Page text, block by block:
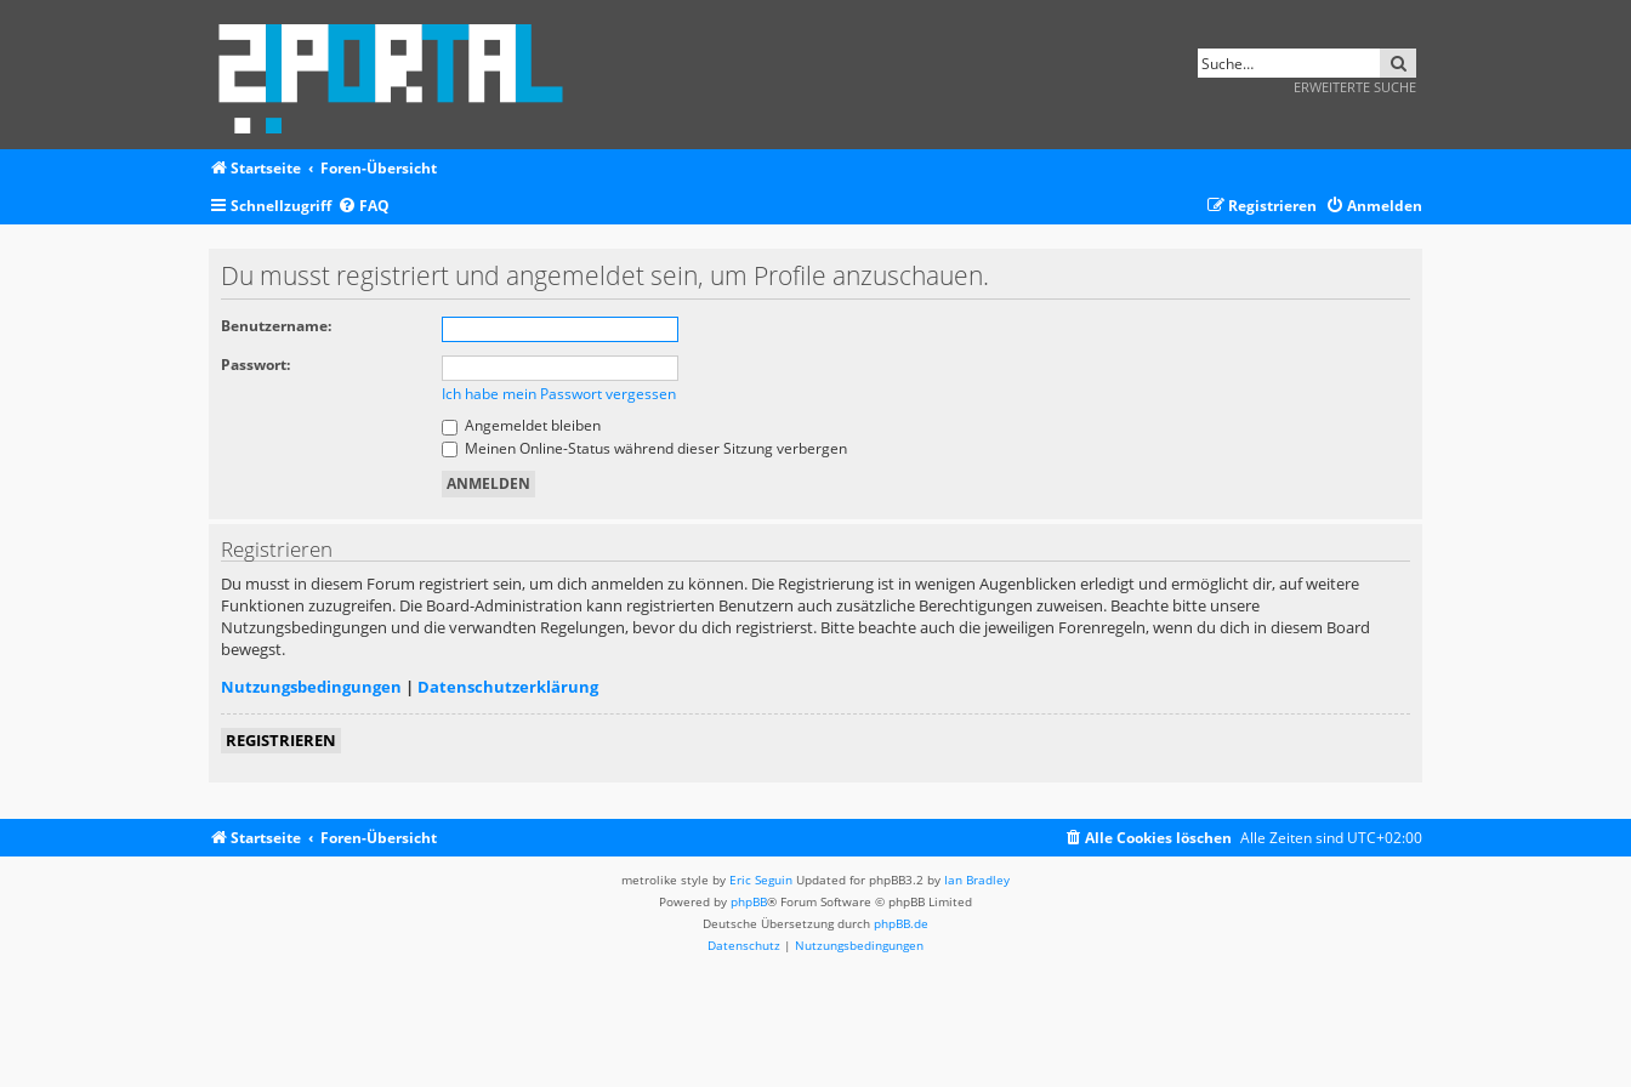
ERWEITERTE SUCHE
Startseite
Foren-Übersicht
Schnellzugriff
FAQ Anmelden
Registrieren
Du musst registriert und angemeldet sein, um Profile anzuschauen.
Benutzername:
Passwort:
Ich habe mein Passwort vergessen
Angemeldet bleiben
Meinen Online-Status während dieser Sitzung verbergen
Registrieren
Du musst in diesem Forum registriert sein, um dich anmelden zu können. Die Registrierung ist in wenigen Augenblicken erledigt und ermöglicht dir, auf weitere
Funktionen zuzugreifen. Die Board-Administration kann registrierten Benutzern auch zusätzliche Berechtigungen zuweisen. Beachte bitte unsere
Nutzungsbedingungen und die verwandten Regelungen, bevor du dich registrierst. Bitte beachte auch die jeweiligen Forenregeln, wenn du dich in diesem Board
bewegst.
Nutzungsbedingungen | Datenschutzerklärung
REGISTRIEREN
Startseite Foren-Übersicht Alle Zeiten sind UTC+02:00
Alle Cookies löschen
metrolike style by Eric Seguin Updated for phpBB3.2 by Ian Bradley
Powered by phpBB® Forum Software © phpBB Limited
Deutsche Übersetzung durch phpBB.de
Datenschutz | Nutzungsbedingungen